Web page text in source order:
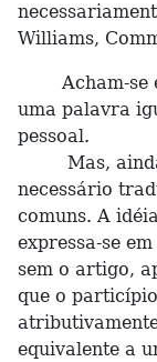
Williams,
Acham-se
uma palavra
pessoal.
Mas, ainda
necessário
comuns. A
expressa-se
sem o artigo,
que o
equivalente a